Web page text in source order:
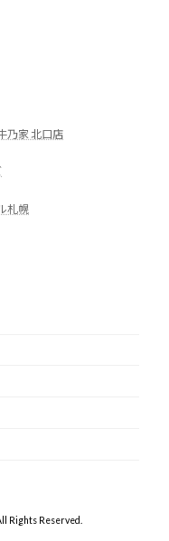
乃家 北口店
札幌
Rights Reserved.